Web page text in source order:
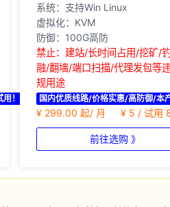
！
系统：支持Win Linux
虚拟化：KVM
防御：100G高防
禁止：建站/长时间占用/挖矿/
融/翻墙/端口扫描/代理发包等
规用途
国内优质线路/价格实惠/高防御/本
¥ 299.00 起/ 月 ¥ 5 / 试用
前往选购 》